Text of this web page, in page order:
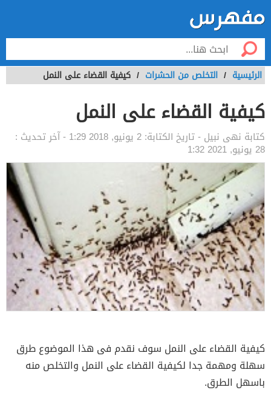
الرئيسية / التخلص من الحشرات / كيفية القضاء على النمل
كيفية القضاء على النمل
كتابة نهى نبيل - تاريخ الكتابة: 2 يونيو, 2018 1:29 - آخر تحديث :
28 يونيو, 2021 1:32
كيفية القضاء على النمل سوف نقدم فى هذا الموضوع طرق
سهلة ومهمة جدا لكيفية القضاء على النمل والتخلص منه
باسهل الطرق.